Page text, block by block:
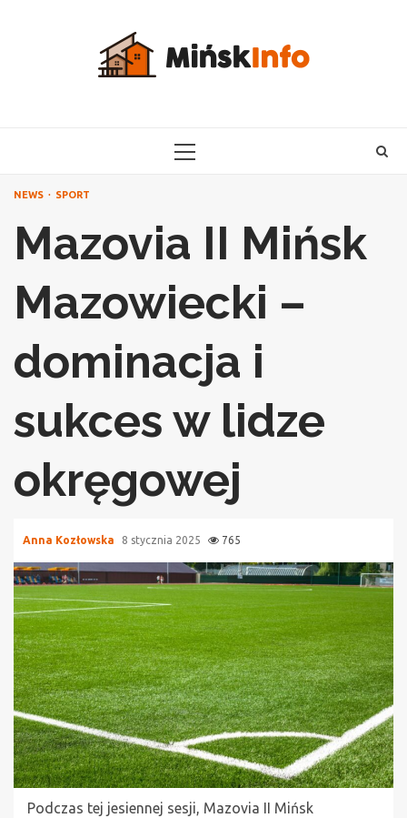
PRIMARY
NEWS SPORT
Mazovia II Mińsk
Mazowiecki –
dominacja i
sukces w lidze
okręgowej
Anna Kozłowska 8 stycznia 2025 765
Podczas tej jesiennej sesji, Mazovia II Mińsk